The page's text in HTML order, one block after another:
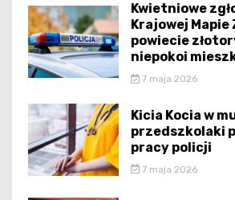
Kwietniowe
Krajowej Mapie
powiecie
niepokoi
7 maja 2026
Kicia Kocia w
przedszkolaki
pracy policji
7 maja 2026